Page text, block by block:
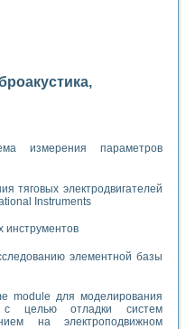
измерения параметров
тяговых электродвигателей
Instruments
инструментов
элементной базы
module для моделирования
с целью отладки систем
на электроподвижном